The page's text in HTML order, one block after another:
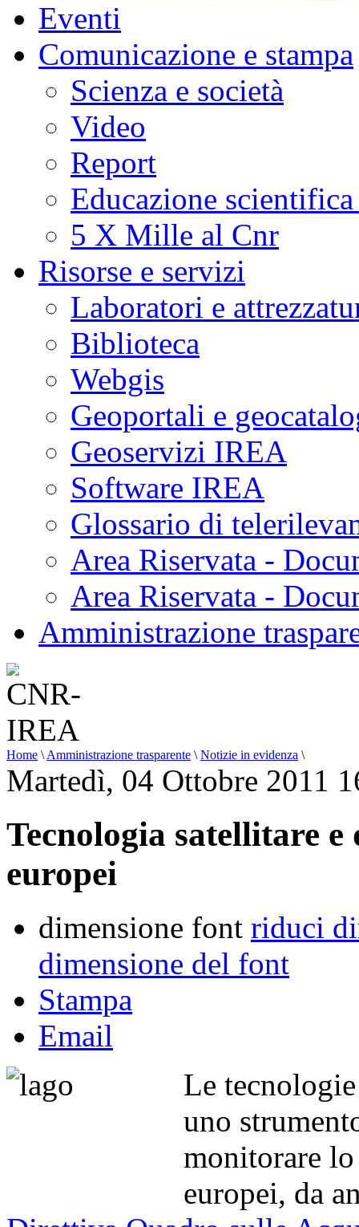
Eventi
Comunicazione e stampa
Scienza e società
Video
Report
Educazione
5 X Mille al Cnr
Risorse e servizi
Laboratori e
Biblioteca
Webgis
Geoportali e
Geoservizi IREA
Software IREA
Glossario di
Area Riservata -
Area Riservata -
Amministrazione
Home \ Amministrazione trasparente \ Notizie in evidenza \
Martedì, 04 Ottobre 2011
Tecnologia satellitare
europei
dimensione font riduci
dimensione del font
Stampa
Email
Le
uno
monitorare
europei, da